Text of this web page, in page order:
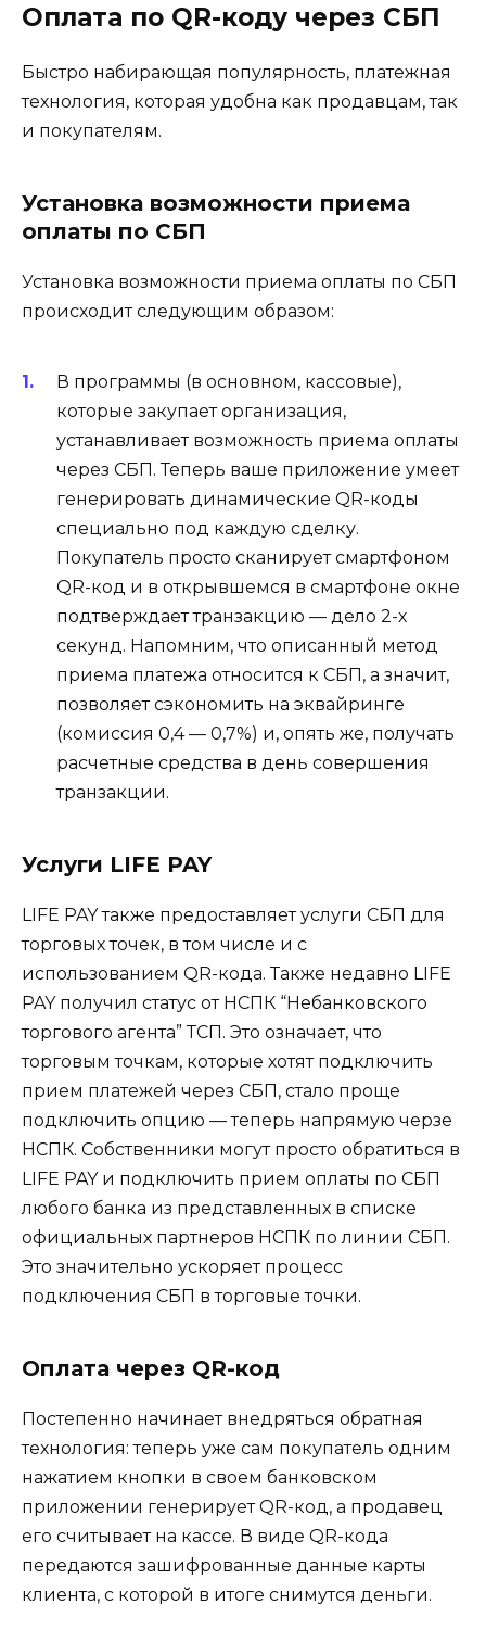
Оплата по QR-коду через СБП
Быстро набирающая популярность, платежная
технология, которая удобна как продавцам, так
и покупателям.
Установка возможности приема
оплаты по СБП
Установка возможности приема оплаты по СБП
происходит следующим образом:
В программы (в основном, кассовые),
которые закупает организация,
устанавливает возможность приема оплаты
через СБП. Теперь ваше приложение умеет
генерировать динамические QR-коды
специально под каждую сделку.
Покупатель просто сканирует смартфоном
QR-код и в открывшемся в смартфоне окне
подтверждает транзакцию — дело 2-х
секунд. Напомним, что описанный метод
приема платежа относится к СБП, а значит,
позволяет сэкономить на эквайринге
(комиссия 0,4 — 0,7%) и, опять же, получать
расчетные средства в день совершения
транзакции.
Услуги LIFE PAY
LIFE PAY также предоставляет услуги СБП для
торговых точек, в том числе и с
использованием QR-кода. Также недавно LIFE
PAY получил статус от НСПК “Небанковского
торгового агента” ТСП. Это означает, что
торговым точкам, которые хотят подключить
прием платежей через СБП, стало проще
подключить опцию — теперь напрямую черзе
НСПК. Собственники могут просто обратиться в
LIFE PAY и подключить прием оплаты по СБП
любого банка из представленных в списке
официальных партнеров НСПК по линии СБП.
Это значительно ускоряет процесс
подключения СБП в торговые точки.
Оплата через QR-код
Постепенно начинает внедряться обратная
технология: теперь уже сам покупатель одним
нажатием кнопки в своем банковском
приложении генерирует QR-код, а продавец
его считывает на кассе. В виде QR-кода
передаются зашифрованные данные карты
клиента, с которой в итоге снимутся деньги.